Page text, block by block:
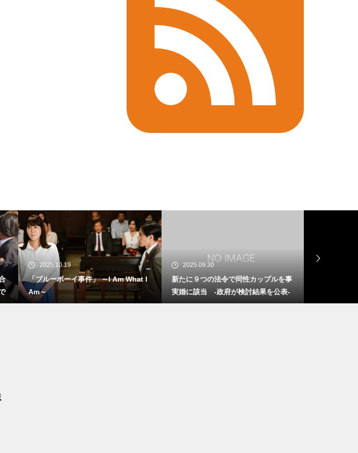
I
2025.09.30
新たに９つの法令で同性カップルを事
実婚に該当 -政府が検討結果を公表-
2025.09.15
25回目のさっぽろレインボープライド
2025が開催。約900人が札幌の街を行
進